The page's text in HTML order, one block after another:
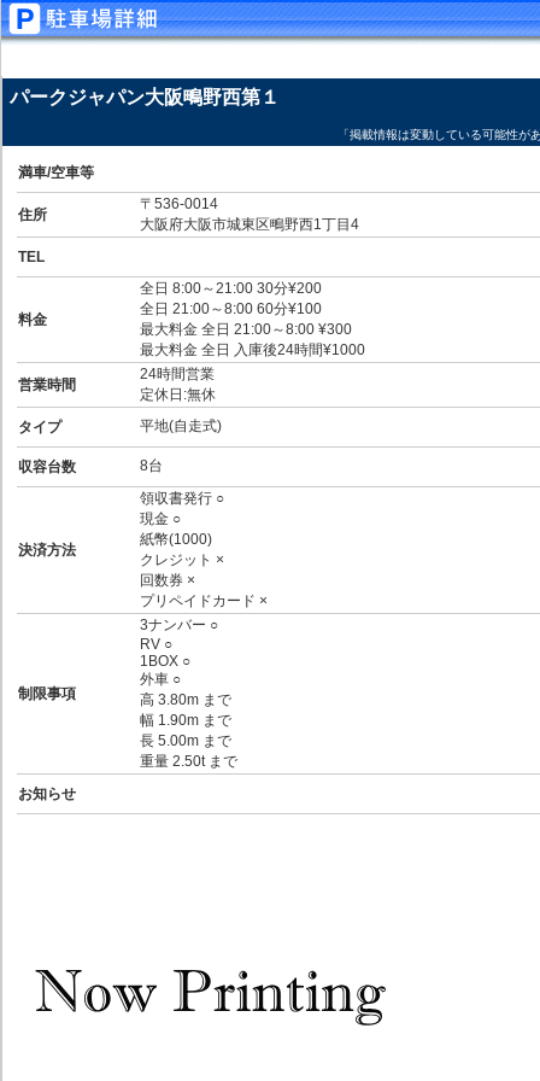
パークジャパン大阪鴫野西第１
「掲載情報は変動している可能性が
満車/空車等
住所
〒536-0014
大阪府大阪市城東区鴫野西1丁目4
TEL
料金
全日 8:00～21:00 30分¥200
全日 21:00～8:00 60分¥100
最大料金 全日 21:00～8:00 ¥300
最大料金 全日 入庫後24時間¥1000
営業時間
24時間営業
定休日:無休
タイプ
平地(自走式)
収容台数 8台
決済方法
領収書発行 ○
現金 ○
紙幣(1000)
クレジット ×
回数券 ×
プリペイドカード ×
制限事項
3ナンバー ○
RV ○
1BOX ○
外車 ○
高 3.80m まで
幅 1.90m まで
長 5.00m まで
重量 2.50t まで
お知らせ